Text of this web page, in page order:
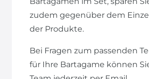
zudem gegenüber dem
der Produkte.
Bei Fragen zum passenden
für Ihre Bartagame können